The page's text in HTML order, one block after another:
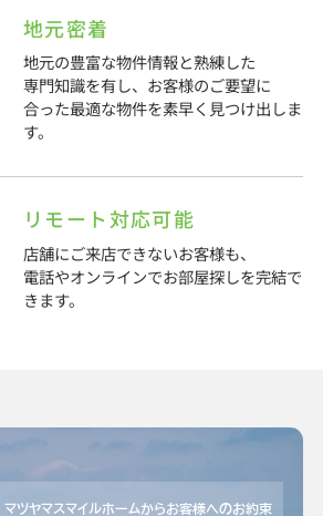
地元密着
地元の豊富な物件情報と熟練した
専門知識を有し、お客様のご要望に
合った最適な物件を素早く見つけ出しま
す。
リモート対応可能
店舗にご来店できないお客様も、
電話やオンラインでお部屋探しを完結で
きます。
マツヤマスマイルホームからお客様へのお約束